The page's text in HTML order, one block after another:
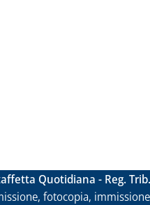
Quotidiana - Reg.
fotocopia,